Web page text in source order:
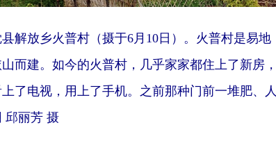
放乡火普村（摄于6月10日）。火普村是易地
而建。如今的火普村，几乎家家都住上了新房，
了电视，用上了手机。之前那种门前一堆肥、人
邱丽芳 摄